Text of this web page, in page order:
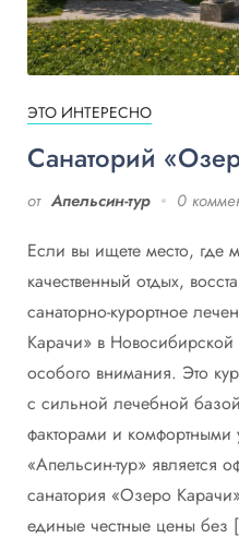
ЭТО ИНТЕРЕСНО
Санаторий
от Апельсин-тур 0
Если вы ищете место, где
качественный отдых,
санаторно-курортное
Карачи» в Новосибирской
особого внимания. Это
с сильной лечебной
факторами и комфортными
«Апельсин-тур» является
санатория «Озеро
единые честные цены